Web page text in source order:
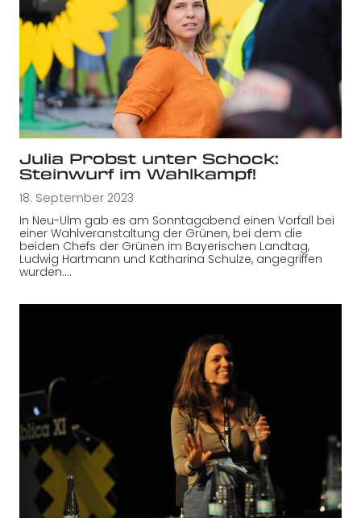
Julia Probst unter Schock:
Steinwurf im Wahlkampf!
18. September 2023
In Neu-Ulm gab es am Sonntagabend einen Vorfall bei
einer Wahlveranstaltung der Grünen, bei dem die
beiden Chefs der Grünen im Bayerischen Landtag,
Ludwig Hartmann und Katharina Schulze, angegriffen
wurden.…